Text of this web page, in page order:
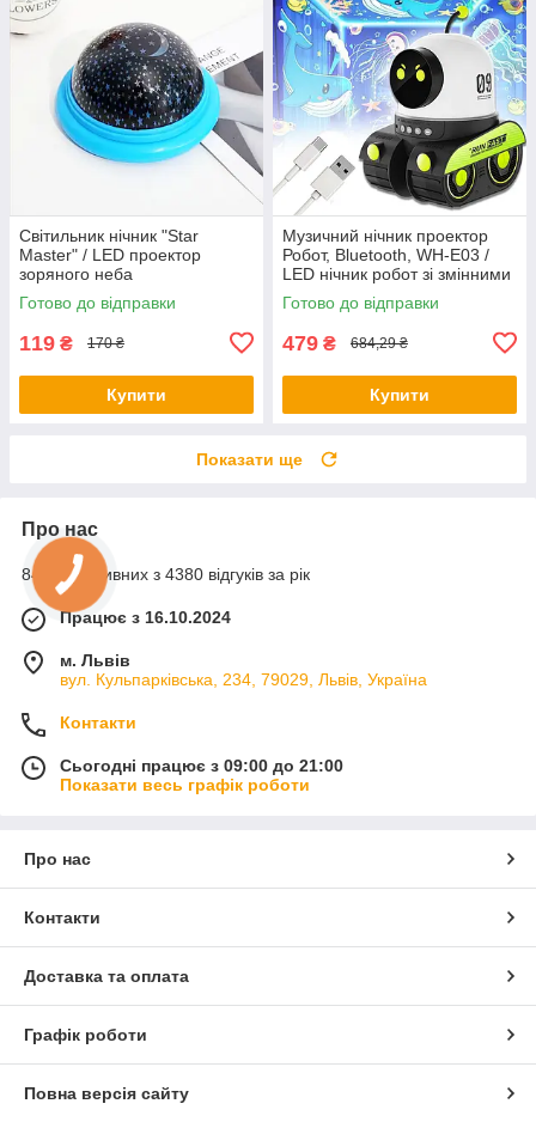
Світильник нічник "Star
Master" / LED проектор
зоряного неба
Готово до відправки
119 ₴ 170 ₴
Купити
Музичний нічник проектор
Робот, Bluetooth, WH-E03 /
LED нічник робот зі змінними
слайдами / Дитячий нічник
Готово до відправки
479 ₴ 684,29 ₴
Купити
Показати ще
Про нас
84% позитивних з 4380 відгуків за рік
Працює з 16.10.2024
м. Львів
вул. Кульпарківська, 234, 79029, Львів, Україна
Контакти
Сьогодні працює з 09:00 до 21:00
Показати весь графік роботи
Про нас
Контакти
Доставка та оплата
Графік роботи
Повна версія сайту